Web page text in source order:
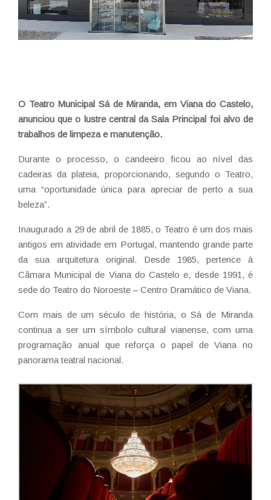
O Teatro Municipal Sá de Miranda, em Viana do Castelo,
anunciou que o lustre central da Sala Principal foi alvo de
trabalhos de limpeza e manutenção.
Durante o processo, o candeeiro ficou ao nível das
cadeiras da plateia, proporcionando, segundo o Teatro,
uma “oportunidade única para apreciar de perto a sua
beleza”.
Inaugurado a 29 de abril de 1885, o Teatro é um dos mais
antigos em atividade em Portugal, mantendo grande parte
da sua arquitetura original. Desde 1985, pertence à
Câmara Municipal de Viana do Castelo e, desde 1991, é
sede do Teatro do Noroeste – Centro Dramático de Viana.
Com mais de um século de história, o Sá de Miranda
continua a ser um símbolo cultural vianense, com uma
programação anual que reforça o papel de Viana no
panorama teatral nacional.